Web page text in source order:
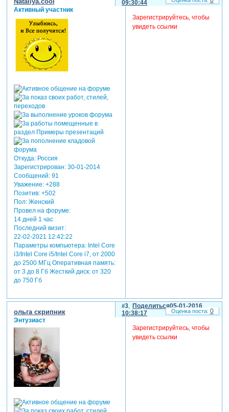
09:30:44
Активный участник
Откуда:Россия
Зарегистрирован: 30-01-2014
Сообщений:91
Уважение: +288
Позитив: +502
Пол:Женский
Провел на форуме:
14 дней 1 час
Последний визит:
22-02-2021 12:42:22
Параметры компьютера:Intel Core
i3/Intel Core i5/Intel Core i7, от 2000
до 2500 МГц Оперативная память:
от 3 до 8 Гб Жесткий диск: от 320
до 750 Гб
Зарегистрируйтесь, чтобы
увидеть ссылки
Поделиться
3
05-01-2016
10:38:17
ольга скрипник
Энтузиаст
Зарегистрируйтесь, чтобы
увидеть ссылки
0